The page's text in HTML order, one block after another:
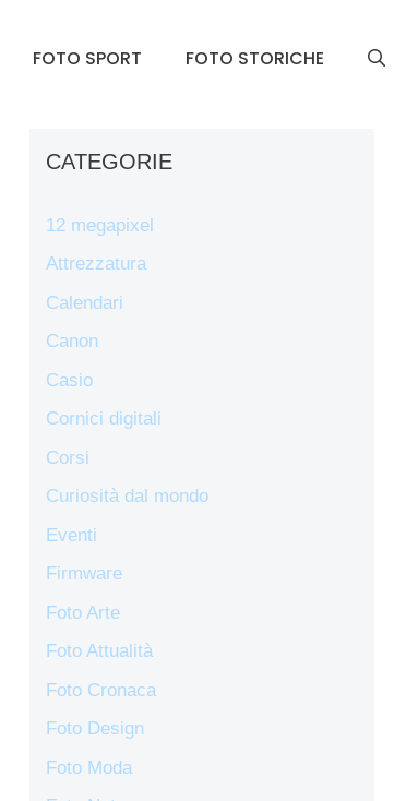
FOTO SPORT FOTO STORICHE
CATEGORIE
12 megapixel
Attrezzatura
Calendari
Canon
Casio
Cornici digitali
Corsi
Curiosità dal mondo
Eventi
Firmware
Foto Arte
Foto Attualità
Foto Cronaca
Foto Design
Foto Moda